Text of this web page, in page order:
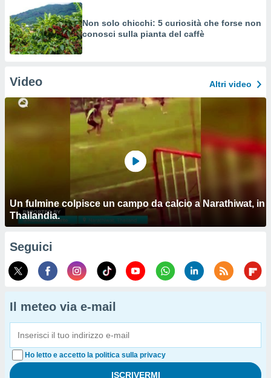
Non solo chicchi: 5 curiosità che forse non
conosci sulla pianta del caffè
Video Altri video
Un fulmine colpisce un campo da calcio a Narathiwat, in
Thailandia.
Seguici
Il meteo via e-mail
Ho letto e accetto la politica sulla privacy